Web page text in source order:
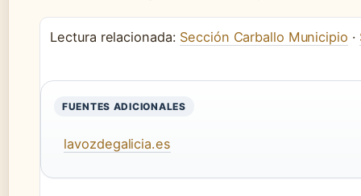
Lectura relacionada: Sección Carballo Municipio ·
FUENTES ADICIONALES
lavozdegalicia.es